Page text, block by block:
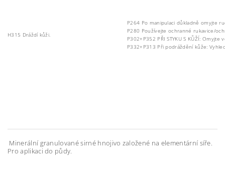
H315 Dráždí kůži.
P264 Po manipulaci důkladně omyjte
P280 Používejte ochranné rukavice/
P302+P352 PŘI STYKU S KŮŽÍ:
P332+P313 Při podráždění kůže:
Minerální granulované sirné hnojivo založené na elementární síře.
Pro aplikaci do půdy.